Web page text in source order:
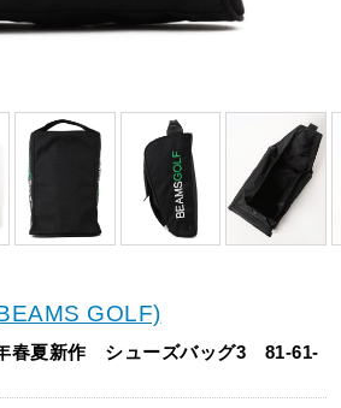
GOLF)
春夏新作 シューズバッグ3 81-61-